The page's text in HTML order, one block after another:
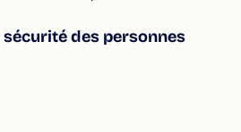
des personnes